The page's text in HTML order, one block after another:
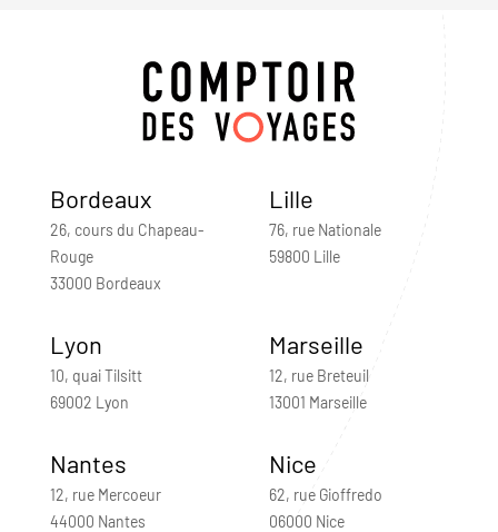
Bordeaux
26, cours du Chapeau-
Rouge
33000 Bordeaux
Lille
76, rue Nationale
59800 Lille
Lyon
10, quai Tilsitt
69002 Lyon
Marseille
12, rue Breteuil
13001 Marseille
Nantes
12, rue Mercoeur
44000 Nantes
Nice
62, rue Gioffredo
06000 Nice